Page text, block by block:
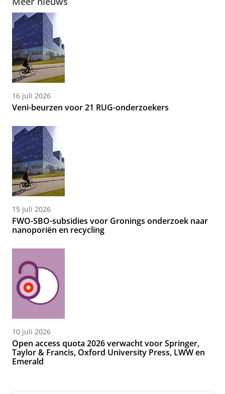
16 juli 2026
Veni-beurzen voor 21 RUG-onderzoekers
15 juli 2026
FWO-SBO-subsidies voor Gronings onderzoek naar
nanoporiën en recycling
10 juli 2026
Open access quota 2026 verwacht voor Springer,
Taylor & Francis, Oxford University Press, LWW en
Emerald